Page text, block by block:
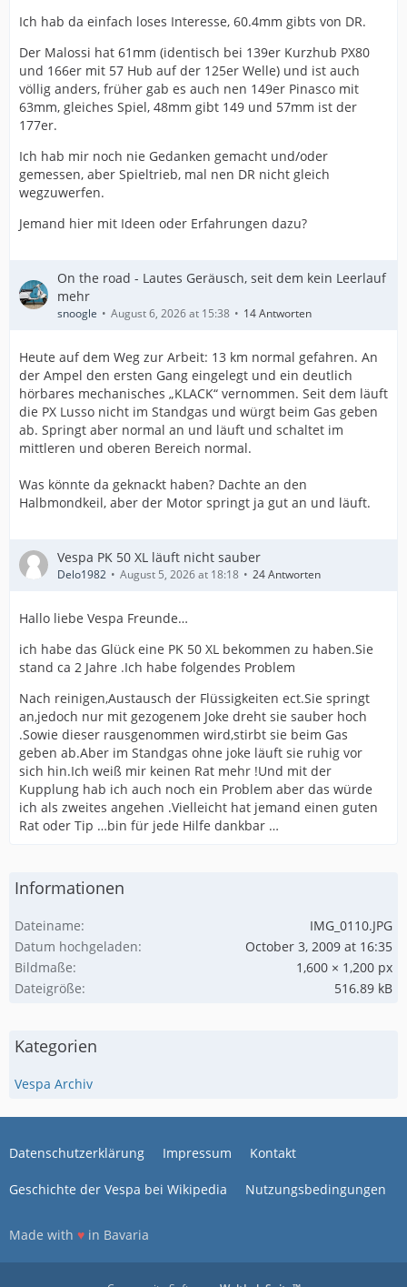
Ich hab da einfach loses Interesse, 60.4mm gibts von DR.
Der Malossi hat 61mm (identisch bei 139er Kurzhub PX80
und 166er mit 57 Hub auf der 125er Welle) und ist auch
völlig anders, früher gab es auch nen 149er Pinasco mit
63mm, gleiches Spiel, 48mm gibt 149 und 57mm ist der
177er.
Ich hab mir noch nie Gedanken gemacht und/oder
gemessen, aber Spieltrieb, mal nen DR nicht gleich
wegzuwerfen.
Jemand hier mit Ideen oder Erfahrungen dazu?
On the road - Lautes Geräusch, seit dem kein Leerlauf
mehr
snoogle August 6, 2026 at 15:38 14 Antworten
Heute auf dem Weg zur Arbeit: 13 km normal gefahren. An
der Ampel den ersten Gang eingelegt und ein deutlich
hörbares mechanisches „KLACK“ vernommen. Seit dem läuft
die PX Lusso nicht im Standgas und würgt beim Gas geben
ab. Springt aber normal an und läuft und schaltet im
mittleren und oberen Bereich normal.
Was könnte da geknackt haben? Dachte an den
Halbmondkeil, aber der Motor springt ja gut an und läuft.
Vespa PK 50 XL läuft nicht sauber
Delo1982 August 5, 2026 at 18:18 24 Antworten
Hallo liebe Vespa Freunde…
ich habe das Glück eine PK 50 XL bekommen zu haben.Sie
stand ca 2 Jahre .Ich habe folgendes Problem
Nach reinigen,Austausch der Flüssigkeiten ect.Sie springt
an,jedoch nur mit gezogenem Joke dreht sie sauber hoch
.Sowie dieser rausgenommen wird,stirbt sie beim Gas
geben ab.Aber im Standgas ohne joke läuft sie ruhig vor
sich hin.Ich weiß mir keinen Rat mehr !Und mit der
Kupplung hab ich auch noch ein Problem aber das würde
ich als zweites angehen .Vielleicht hat jemand einen guten
Rat oder Tip …bin für jede Hilfe dankbar …
Informationen
Dateiname
IMG_0110.JPG
Datum hochgeladen
October 3, 2009 at 16:35
Bildmaße
1,600 × 1,200 px
Dateigröße
516.89 kB
Kategorien
Vespa Archiv
Datenschutzerklärung Impressum Kontakt
Geschichte der Vespa bei Wikipedia Nutzungsbedingungen
Made with ♥ in Bavaria